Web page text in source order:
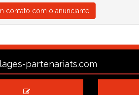
contato com o anunciante
partenariats.com